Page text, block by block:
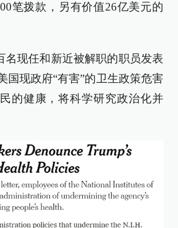
笔拨款，另有价值26亿美元的
名现任和新近被解职的职员发表
国现政府“有害”的卫生政策危害
的健康，将科学研究政治化并